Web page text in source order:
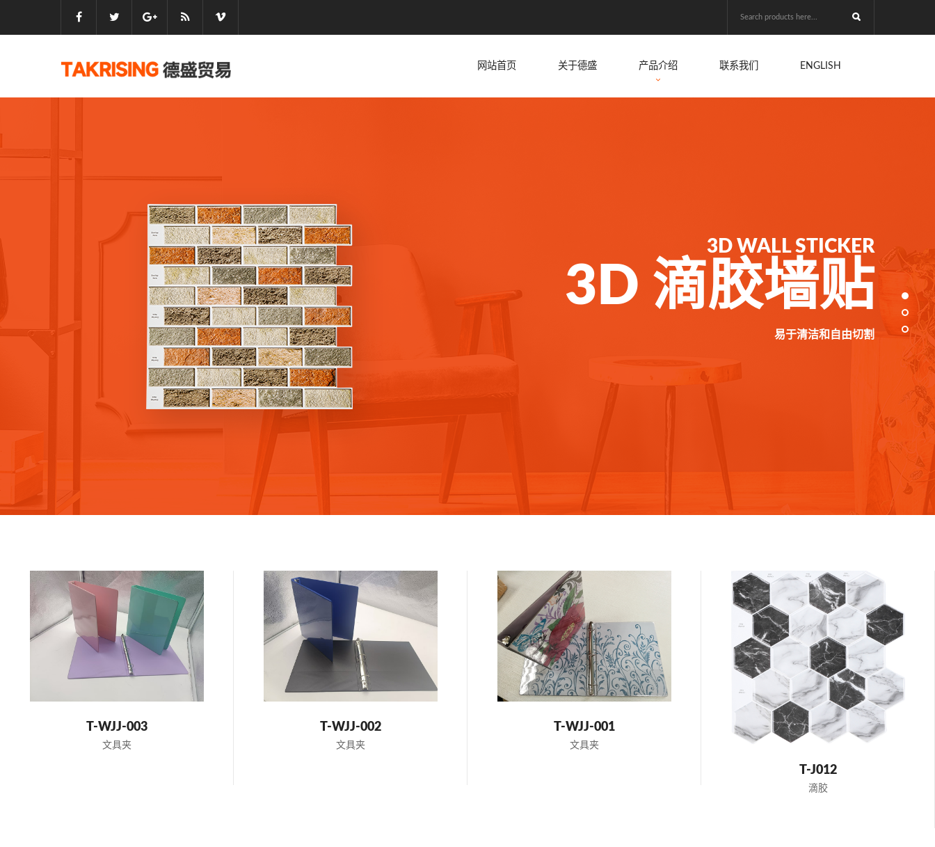
网站首页 关于德盛 产品介绍 联系我们 ENGLISH
3D WALL STICKER
3D 滴胶墙贴
易于清洁和自由切割
WE HAVE
INCREDIBLE
DESIGNS
T-WJJ-003
文具夹
T-WJJ-002
文具夹
T-WJJ-001
文具夹
T-J012
滴胶